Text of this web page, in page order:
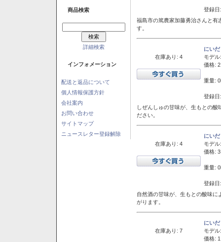
商品検索
詳細検索
インフォメーション
配送と返品について
個人情報保護方針
会社案内
お問い合わせ
サイトマップ
ニュースレター登録解除
登録
福島市の篤農家加藤勇治さんと有
す。
在庫あり: 4
にい
モデル:
価格:
重量:
登録
しぜんしゅの甘味が、生もとの
ださい。
在庫あり: 4
にい
モデル:
価格:
重量:
登録
自然酒の甘味が、生もとの酸味
がります。
在庫あり: 7
にい
モデル:
価格: